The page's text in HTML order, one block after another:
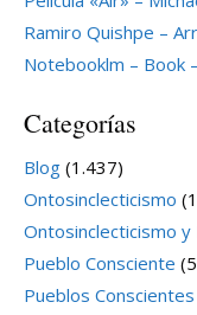
Ramiro Quishpe –
Notebooklm – Book
Categorías
Blog (1.437)
Ontosinclecticismo
Ontosinclecticismo y
Pueblo Consciente
Pueblos Conscientes